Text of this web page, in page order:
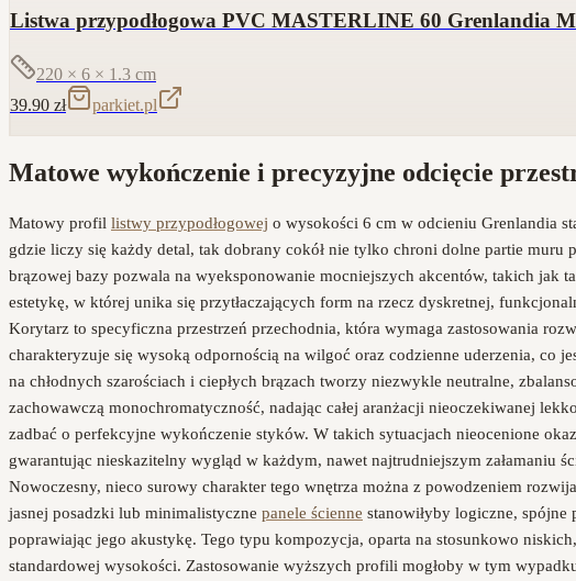
Listwa przypodłogowa PVC MASTERLINE 60 Grenlandia
220 × 6 × 1.3 cm
39.90 zł parkiet.pl
Matowe wykończenie i precyzyjne odcięcie
Matowy profil listwy przypodłogowej o wysokości 6 cm w odcieniu Grenlandia
gdzie liczy się każdy detal, tak dobrany cokół nie tylko chroni dolne partie muru
brązowej bazy pozwala na wyeksponowanie mocniejszych akcentów, takich
estetykę, w której unika się przytłaczających form na rzecz dyskretnej,
Korytarz to specyficzna przestrzeń przechodnia, która wymaga zastosowania
charakteryzuje się wysoką odpornością na wilgoć oraz codzienne uderzenia, co
na chłodnych szarościach i ciepłych brązach tworzy niezwykle neutralne,
zachowawczą monochromatyczność, nadając całej aranżacji nieoczekiwanej
zadbać o perfekcyjne wykończenie styków. W takich sytuacjach nieocenione
gwarantując nieskazitelny wygląd w każdym, nawet najtrudniejszym załamaniu
Nowoczesny, nieco surowy charakter tego wnętrza można z powodzeniem
jasnej posadzki lub minimalistyczne panele ścienne stanowiłyby logiczne, spójne
poprawiając jego akustykę. Tego typu kompozycja, oparta na stosunkowo
standardowej wysokości. Zastosowanie wyższych profili mogłoby w tym